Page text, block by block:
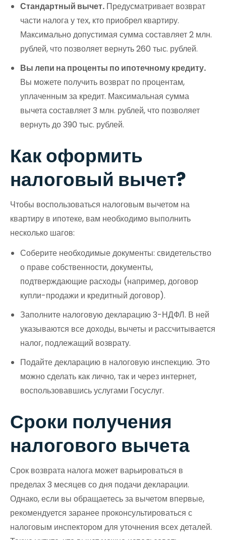
Стандартный вычет. Предусматривает возврат
части налога у тех, кто приобрел квартиру.
Максимально допустимая сумма составляет 2 млн.
рублей, что позволяет вернуть 260 тыс. рублей.
Вы лепи на проценты по ипотечному кредиту.
Вы можете получить возврат по процентам,
уплаченным за кредит. Максимальная сумма
вычета составляет 3 млн. рублей, что позволяет
вернуть до 390 тыс. рублей.
Как оформить
налоговый вычет?
Чтобы воспользоваться налоговым вычетом на
квартиру в ипотеке, вам необходимо выполнить
несколько шагов:
Соберите необходимые документы: свидетельство
о праве собственности, документы,
подтверждающие расходы (например, договор
купли-продажи и кредитный договор).
Заполните налоговую декларацию 3-НДФЛ. В ней
указываются все доходы, вычеты и рассчитывается
налог, подлежащий возврату.
Подайте декларацию в налоговую инспекцию. Это
можно сделать как лично, так и через интернет,
воспользовавшись услугами Госуслуг.
Сроки получения
налогового вычета
Срок возврата налога может варьироваться в
пределах 3 месяцев со дня подачи декларации.
Однако, если вы обращаетесь за вычетом впервые,
рекомендуется заранее проконсультироваться с
налоговым инспектором для уточнения всех деталей.